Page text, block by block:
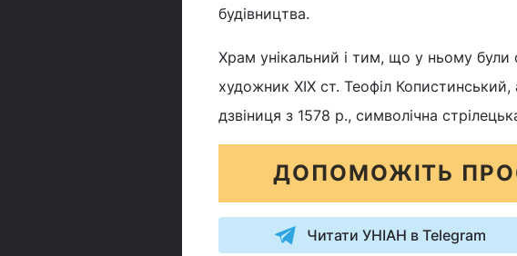
будівництва.
Храм унікальний і тим, що у ньому були
художник ХІХ ст. Теофіл
дзвіниця з 1578 р., символічна
ДОПОМОЖІТЬ
Читати УНІАН в Telegram